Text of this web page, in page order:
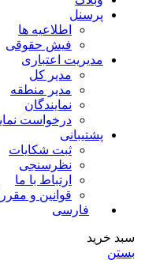
پرسنل
اطلاعیه ها
فیش حقوقی
مدیریت اعتباری
مدیر کل
مدیر منطقه
نمایندگان
درخواست
پشتیبانی
ثبت شکایات
نظرسنجی
ارتباط با ما
قوانین و
فارسی
سبد خرید
بستن